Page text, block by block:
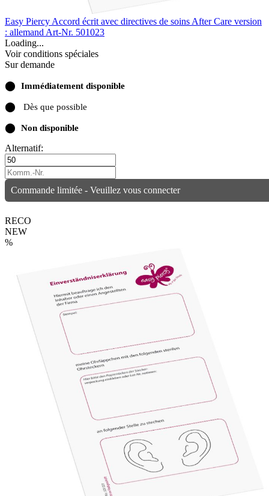
Easy Piercy Accord écrit avec directives de soins After Care version
: allemand Art-Nr. 501023
Loading...
Voir conditions spéciales
Sur demande
⬤ Immédiatement disponible
⬤ Dès que possible
⬤ Non disponible
Alternatif:
Commande limitée - Veuillez vous connecter
RECO
NEW
%